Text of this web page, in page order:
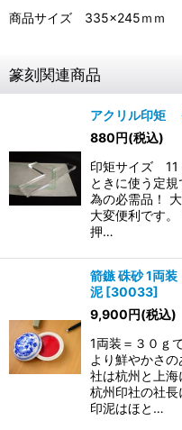
商品サイズ 335×245ｍｍ
篆刻関連商品
アクリル印矩
880円(税込)
印矩サイズ 11
ときに使う定
為の必需品！
大変便利です
押…
箭鏃 硃砂 1両
泥 [30033]
9,900円(税込)
1両装＝３０ｇ
より鮮やかさ
社は杭州と上
杭州印社の社
印泥はほと…